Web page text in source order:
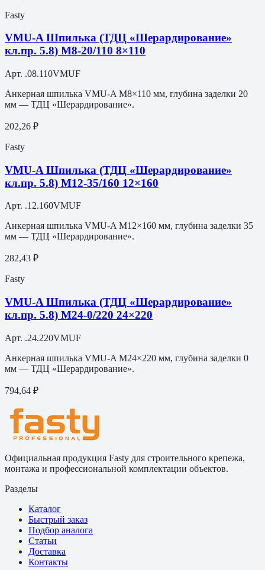
Fasty
VMU-A Шпилька (ТДЦ «Шерардирование»
кл.пр. 5.8) M8-20/110 8×110
Арт. .08.110VMUF
Анкерная шпилька VMU-A M8×110 мм, глубина заделки 20
мм — ТДЦ «Шерардирование».
202,26 ₽
Fasty
VMU-A Шпилька (ТДЦ «Шерардирование»
кл.пр. 5.8) M12-35/160 12×160
Арт. .12.160VMUF
Анкерная шпилька VMU-A M12×160 мм, глубина заделки 35
мм — ТДЦ «Шерардирование».
282,43 ₽
Fasty
VMU-A Шпилька (ТДЦ «Шерардирование»
кл.пр. 5.8) M24-0/220 24×220
Арт. .24.220VMUF
Анкерная шпилька VMU-A M24×220 мм, глубина заделки 0
мм — ТДЦ «Шерардирование».
794,64 ₽
Официальная продукция Fasty для строительного крепежа,
монтажа и профессиональной комплектации объектов.
Разделы
Каталог
Быстрый заказ
Подбор аналога
Статьи
Доставка
Контакты